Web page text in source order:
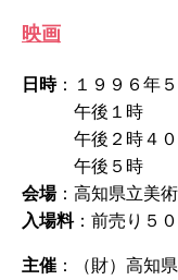
映画
日時：１９９６年
午後１時 「
午後２時４０分
午後５時
会場：高知県立美
入場料：前売り５
主催 ：（財）高知